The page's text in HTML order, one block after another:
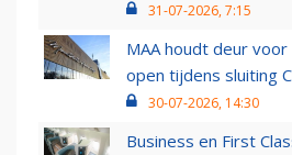
31-07-2026, 7:15
MAA houdt deur voor
open tijdens sluiting
30-07-2026, 14:30
Business en First